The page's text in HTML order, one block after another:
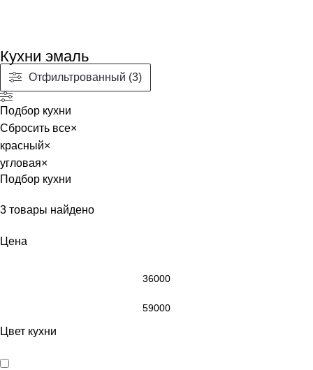
Кухни эмаль
Отфильтрованный (3)
Подбор кухни
Сбросить все×
красный×
угловая×
Подбор кухни
3 товары найдено
Цена
Цвет кухни